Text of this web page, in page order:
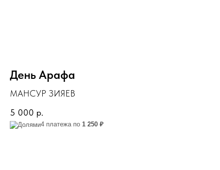
День Арафа
МАНСУР ЗИЯЕВ
5 000 р.
4 платежа по 1 250 ₽